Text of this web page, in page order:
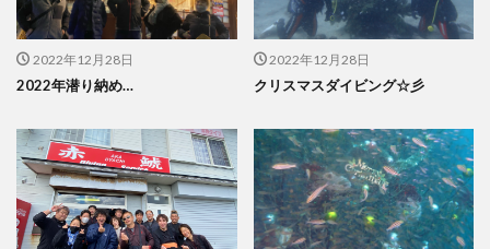
2022年12月28日
2022年潜り納め…
2022年12月28日
クリスマスダイビング☆彡